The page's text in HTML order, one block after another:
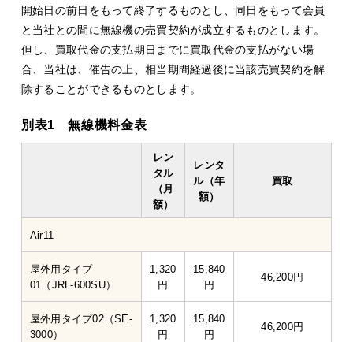
開始日の前日をもって終了するものとし、同日をもって会員
と当社との間に無線機の売買契約が成立するものとします。
但し、買取代金の支払期日までに買取代金の支払がない場
合、当社は、催告の上、相当期間経過後に当該売買契約を解
除することができるものとします。
別表1 無線機料金表
レン
タル
（月
額）
レンタ
ル（年
額）
買取
Air11
屋外用タイプ
01（JRL-600SU）
1,320
円
15,840
円
46,200円
屋外用タイプ02（SE-
3000）
1,320
円
15,840
円
46,200円